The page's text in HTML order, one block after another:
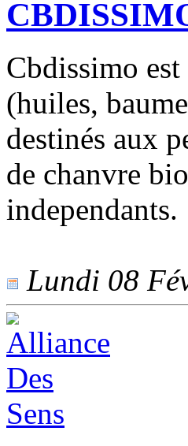
Cbdissimo
(huiles,
destinés aux
de chanvre
independants.
Lundi 08